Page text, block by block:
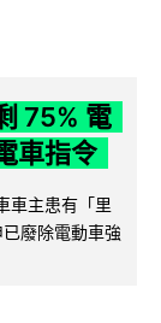
75% 電
車指令
車主患有「里
廢除電動車強